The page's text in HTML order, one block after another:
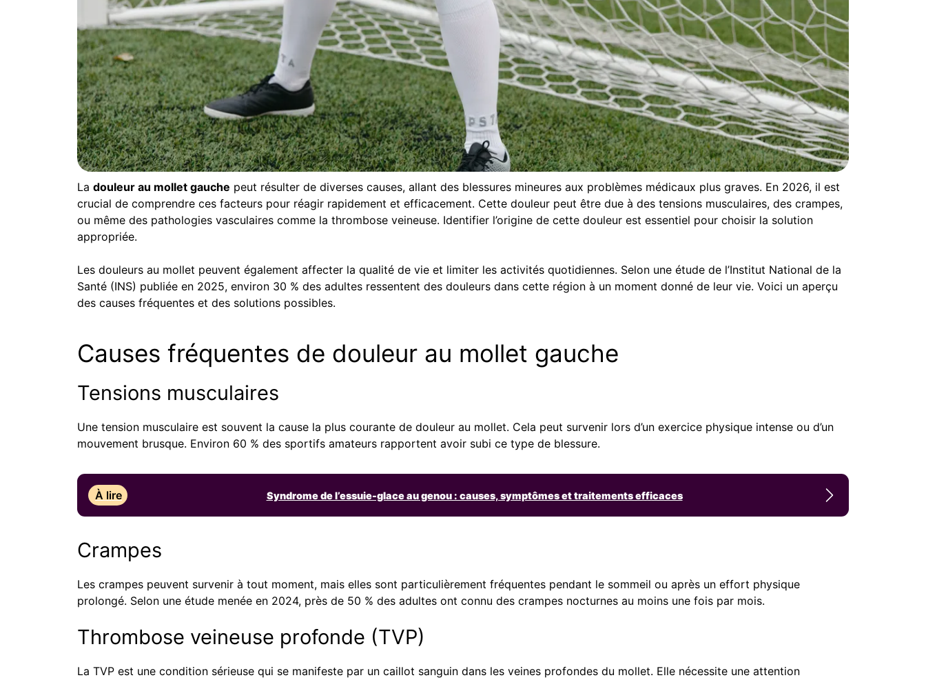
La douleur au mollet gauche peut résulter de diverses causes, allant des blessures mineures aux problèmes médicaux plus graves. En 2026, il est
crucial de comprendre ces facteurs pour réagir rapidement et efficacement. Cette douleur peut être due à des tensions musculaires, des crampes,
ou même des pathologies vasculaires comme la thrombose veineuse. Identifier l’origine de cette douleur est essentiel pour choisir la solution
appropriée.
Les douleurs au mollet peuvent également affecter la qualité de vie et limiter les activités quotidiennes. Selon une étude de l’Institut National de la
Santé (INS) publiée en 2025, environ 30 % des adultes ressentent des douleurs dans cette région à un moment donné de leur vie. Voici un aperçu
des causes fréquentes et des solutions possibles.
Causes fréquentes de douleur au mollet gauche
Tensions musculaires
Une tension musculaire est souvent la cause la plus courante de douleur au mollet. Cela peut survenir lors d’un exercice physique intense ou d’un
mouvement brusque. Environ 60 % des sportifs amateurs rapportent avoir subi ce type de blessure.
À lire Syndrome de l’essuie-glace au genou : causes, symptômes et traitements efficaces
Crampes
Les crampes peuvent survenir à tout moment, mais elles sont particulièrement fréquentes pendant le sommeil ou après un effort physique
prolongé. Selon une étude menée en 2024, près de 50 % des adultes ont connu des crampes nocturnes au moins une fois par mois.
Thrombose veineuse profonde (TVP)
La TVP est une condition sérieuse qui se manifeste par un caillot sanguin dans les veines profondes du mollet. Elle nécessite une attention